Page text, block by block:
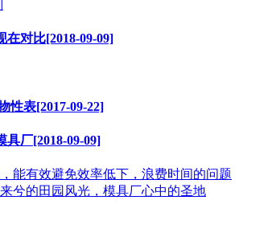
在对比[2018-09-09]
表[2017-09-22]
具厂[2018-09-09]
能有效避免效率低下，浪费时间的问题
兮的田园风光，模具厂心中的圣地